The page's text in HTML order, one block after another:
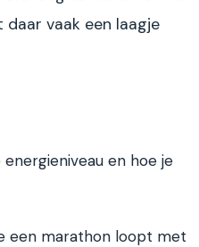
vaak een laagje
en hoe je
een marathon loopt met